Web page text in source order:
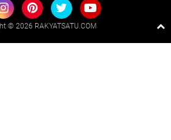
© 2026 RAKYATSATU.COM
Raushan